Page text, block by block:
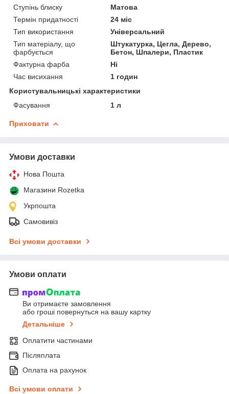
Ступінь блиску
Матова
Термін придатності
24 міс
Тип використання
Універсальний
Тип матеріалу, що
фарбується
Штукатурка, Цегла, Дерево,
Бетон, Шпалери, Пластик
Фактурна фарба
Ні
Час висихання
1 годин
Користувальницькі характеристики
Фасування
1 л
Приховати
Умови доставки
Нова Пошта
Магазини Rozetka
Укрпошта
Самовивіз
Всі умови доставки
Умови оплати
Ви отримаєте замовлення
або гроші повернуться на вашу картку
Детальніше
Оплатити частинами
Післяплата
Оплата на рахунок
Всі умови оплати